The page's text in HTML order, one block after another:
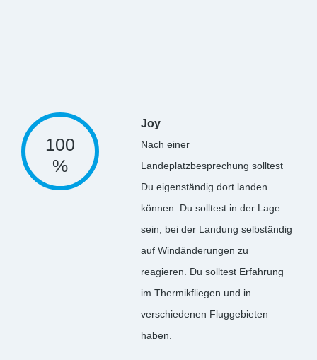
100
%
Joy
Nach einer
Landeplatzbesprechung solltest
Du eigenständig dort landen
können. Du solltest in der Lage
sein, bei der Landung selbständig
auf Windänderungen zu
reagieren. Du solltest Erfahrung
im Thermikfliegen und in
verschiedenen Fluggebieten
haben.